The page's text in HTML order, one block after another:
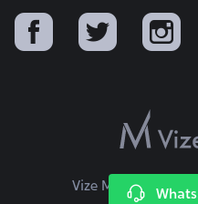
Vize Merkezi © 2026
E
s